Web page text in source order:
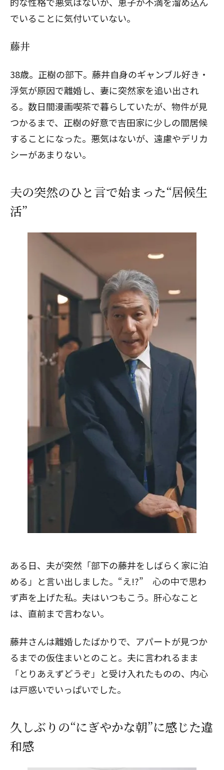
でいることに気付いていない。
藤井
38歳。正樹の部下。藤井自身のギャンブル好き・
浮気が原因で離婚し、妻に突然家を追い出され
る。数日間漫画喫茶で暮らしていたが、物件が見
つかるまで、正樹の好意で吉田家に少しの間居候
することになった。悪気はないが、遠慮やデリカ
シーがあまりない。
夫の突然のひと言で始まった“居候生
活”
ある日、夫が突然「部下の藤井をしばらく家に泊
める」と言い出しました。“え!?” 心の中で思わ
ず声を上げた私。夫はいつもこう。肝心なこと
は、直前まで言わない。
藤井さんは離婚したばかりで、アパートが見つか
るまでの仮住まいとのこと。夫に言われるまま
「とりあえずどうぞ」と受け入れたものの、内心
は戸惑いでいっぱいでした。
久しぶりの“にぎやかな朝”に感じた違
和感